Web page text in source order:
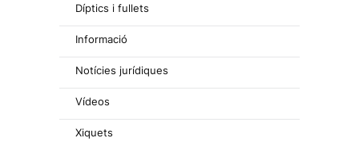
Díptics i fullets
Informació
Notícies jurídiques
Vídeos
Xiquets